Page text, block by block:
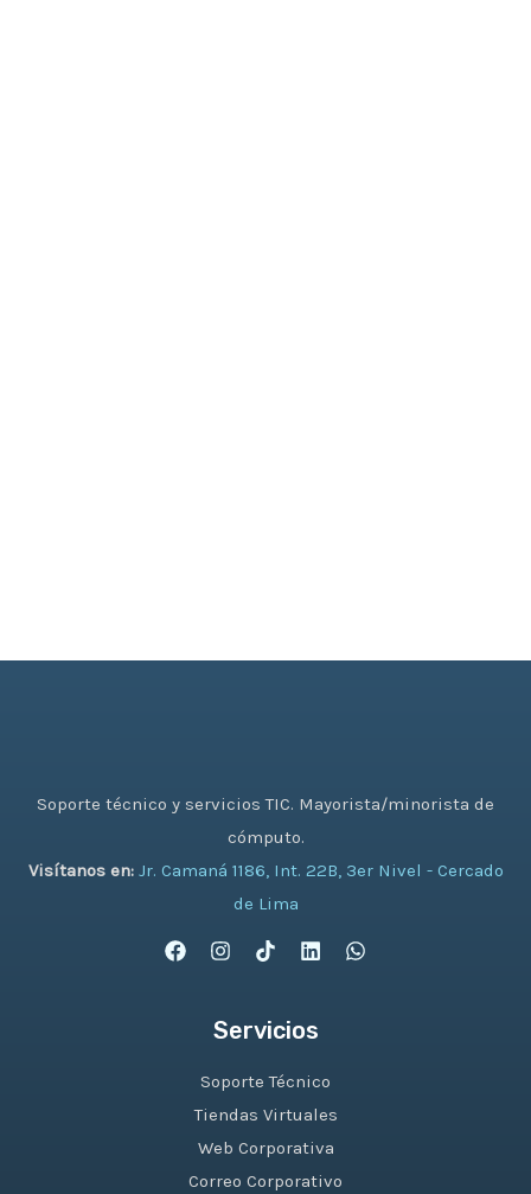
Soporte técnico y servicios TIC. Mayorista/minorista de
cómputo.
Visítanos en: Jr. Camaná 1186, Int. 22B, 3er Nivel - Cercado
de Lima
Servicios
Soporte Técnico
Tiendas Virtuales
Web Corporativa
Correo Corporativo